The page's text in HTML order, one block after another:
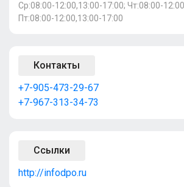
Ср:08:00-12:00,13:00-17:00; Чт:08:00-
Пт:08:00-12:00,13:00-17:00
Контакты
+7-905-473-29-67
+7-967-313-34-73
Ссылки
http://infodpo.ru